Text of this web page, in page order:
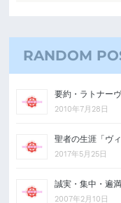
RANDOM
要約・ラトナー
2010年7月28日
聖者の生涯「ヴ
2017年5月25日
誠実・集中・遍満
2007年2月10日